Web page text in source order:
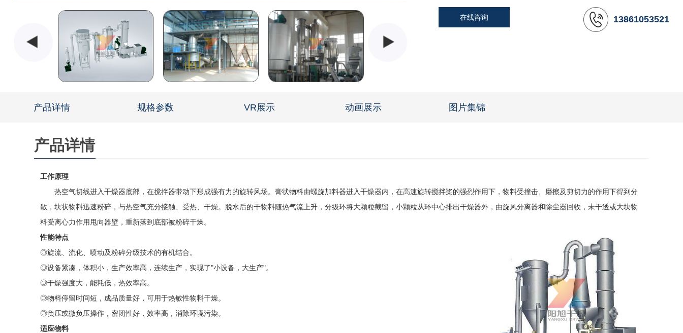
在线咨询 13861053521
产品详情 规格参数 VR展示 动画展示 图片集锦
产品详情
工作原理
热空气切线进入干燥器底部，在搅拌器带动下形成强有力的旋转风场。膏状物料由螺旋加料器进入干燥器内，在高速旋转搅拌桨的强烈作用下，物料受撞击、磨擦及剪切力的作用下得到分
散，块状物料迅速粉碎，与热空气充分接触、受热、干燥。脱水后的干物料随热气流上升，分级环将大颗粒截留，小颗粒从环中心排出干燥器外，由旋风分离器和除尘器回收，未干透或大块物
料受离心力作用甩向器壁，重新落到底部被粉碎干燥。
性能特点
◎旋流、流化、喷动及粉碎分级技术的有机结合。
◎设备紧凑，体积小，生产效率高，连续生产，实现了"小设备，大生产"。
◎干燥强度大，能耗低，热效率高。
◎物料停留时间短，成品质量好，可用于热敏性物料干燥。
◎负压或微负压操作，密闭性好，效率高，消除环境污染。
适应物料